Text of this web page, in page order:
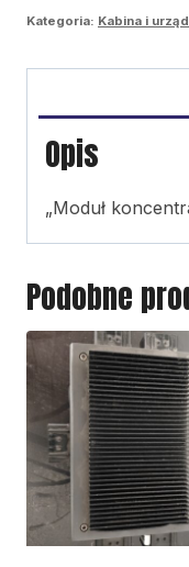
Kategoria: Kabina i
Opis
„Moduł
Podobne